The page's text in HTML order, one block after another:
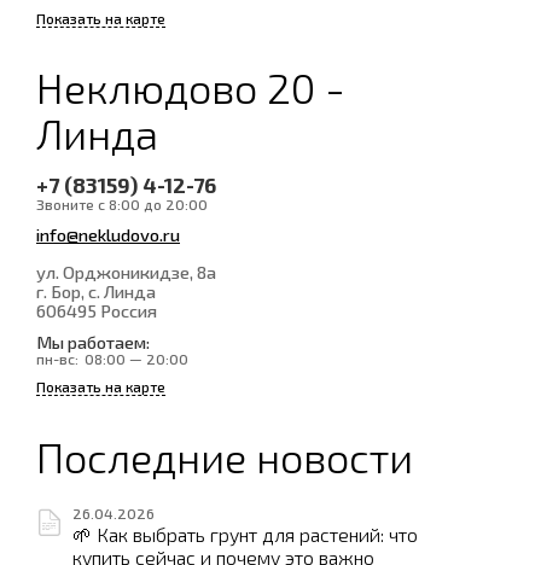
Показать на карте
Неклюдово 20 -
Линда
+7 (83159) 4-12-76
Звоните с 8:00 до 20:00
info@nekludovo.ru
ул. Орджоникидзе, 8а
г. Бор, с. Линда
606495 Россия
Мы работаем:
пн-вс: 08:00 — 20:00
Показать на карте
Последние новости
26.04.2026
🌱 Как выбрать грунт для растений: что
купить сейчас и почему это важно